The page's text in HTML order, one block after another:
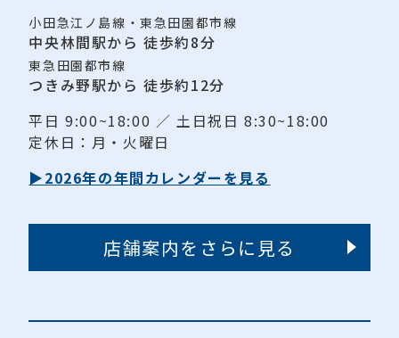
小田急江ノ島線・東急田園都市線
中央林間駅から 徒歩約8分
東急田園都市線
つきみ野駅から 徒歩約12分
平日 9:00~18:00 ／ 土日祝日 8:30~18:00
定休日：月・火曜日
▶2026年の年間カレンダーを見る
店舗案内をさらに見る